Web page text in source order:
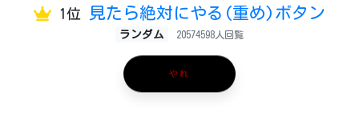
1位 見たら絶対にやる(重め)ボタン
ランダム 20574598人回覧
やれ